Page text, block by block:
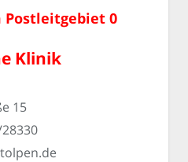
0
Klinik
15